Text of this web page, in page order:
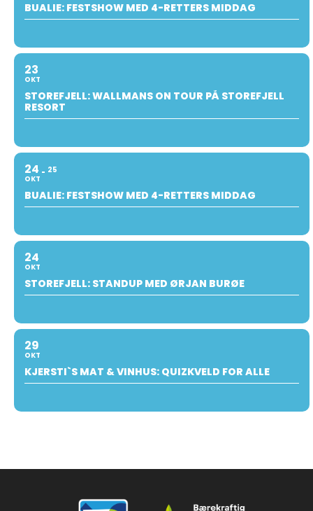
BUALIE: FESTSHOW MED 4-RETTERS MIDDAG
23
OKT
STOREFJELL: WALLMANS ON TOUR PÅ STOREFJELL
RESORT
24
OKT
25
BUALIE: FESTSHOW MED 4-RETTERS MIDDAG
24
OKT
STOREFJELL: STANDUP MED ØRJAN BURØE
29
OKT
KJERSTI`S MAT & VINHUS: QUIZKVELD FOR ALLE